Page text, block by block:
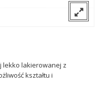
lekko lakierowanej z
kształtu i